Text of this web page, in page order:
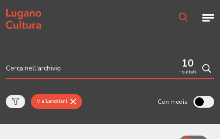
Home page
10
risultati
Via Landriani Con media